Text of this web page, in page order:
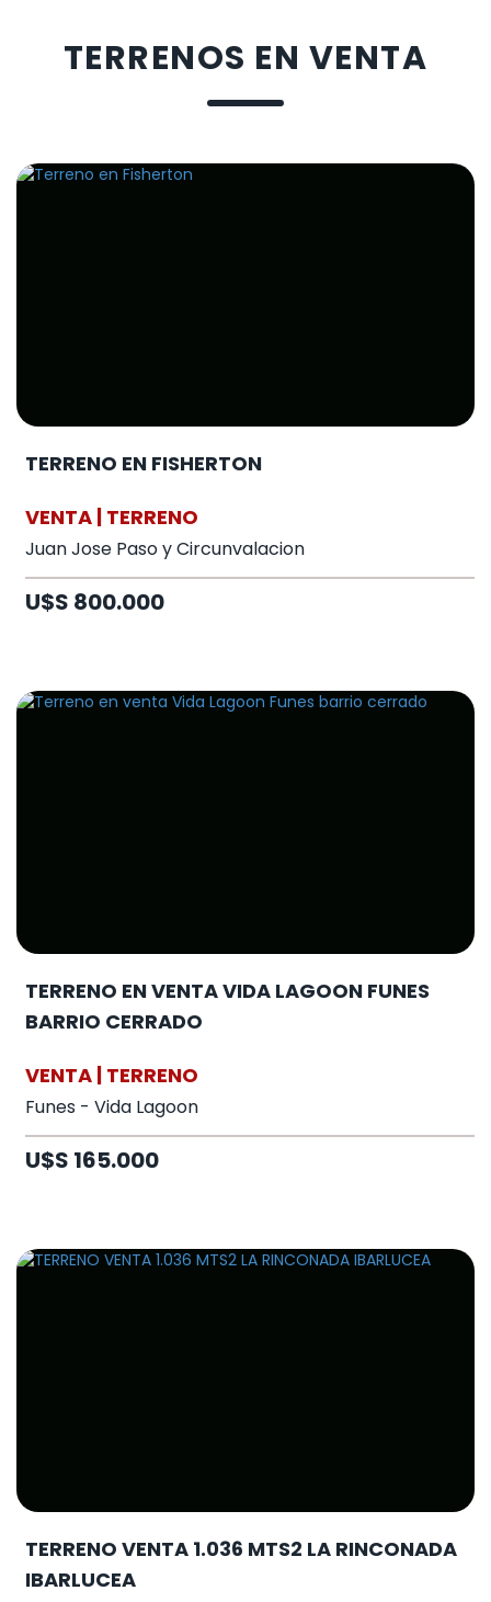
TERRENOS EN VENTA
TERRENO EN FISHERTON
VENTA | TERRENO
Juan Jose Paso y Circunvalacion
U$S 800.000
TERRENO EN VENTA VIDA LAGOON FUNES
BARRIO CERRADO
VENTA | TERRENO
Funes - Vida Lagoon
U$S 165.000
TERRENO VENTA 1.036 MTS2 LA RINCONADA
IBARLUCEA